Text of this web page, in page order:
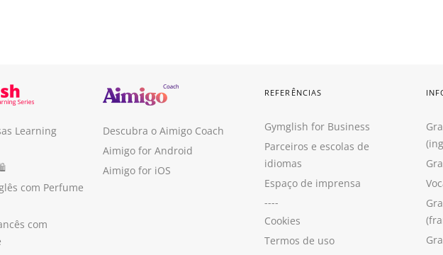
Learning
com Perfume
com
Descubra o Aimigo Coach
Aimigo for Android
Aimigo for iOS
REFERÊNCIAS
Gymglish for Business
Parceiros e escolas de
idiomas
Espaço de imprensa
----
Cookies
Termos de uso